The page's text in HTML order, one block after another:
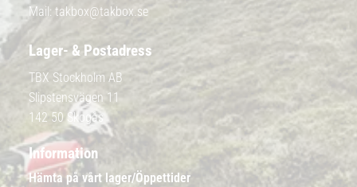
Mail: takbox@takbox.se
Lager- & Postadress
TBX Stockholm AB
Slipstensvägen 11
142 50 Skogås
Information
Hämta på vårt lager/Öppettider